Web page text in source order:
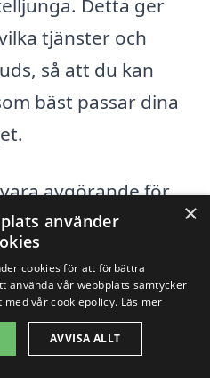
Detta ger
tjänster och
så att du kan
bäst passar dina
avgörande för
en vacker
om du behöver
beskärning,
finns det
×
använder
cookies för att förbättra
använda vår webbplats samtycker
vår cookiepolicy. Läs mer
AVVISA ALLT